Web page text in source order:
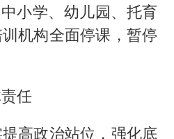
小学、幼儿园、托育
机构全面停课，暂停
任
高政治站位，强化底